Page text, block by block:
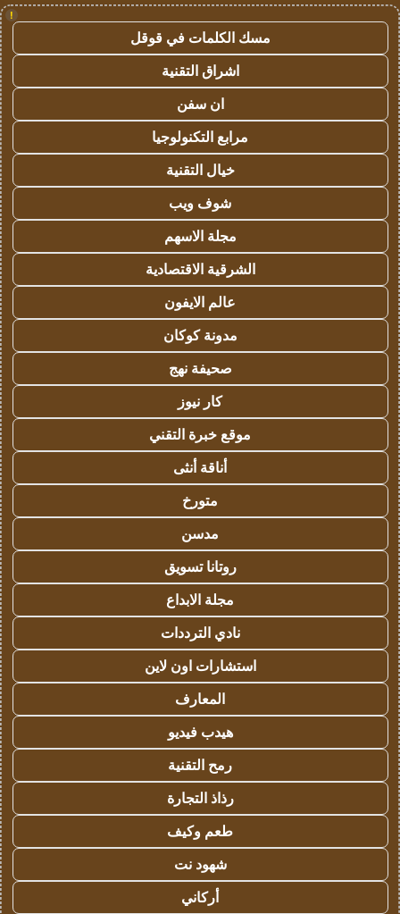
!
مسك الكلمات في قوقل
اشراق التقنية
ان سفن
مرابع التكنولوجيا
خيال التقنية
شوف ويب
مجلة الاسهم
الشرقية الاقتصادية
عالم الايفون
مدونة كوكان
صحيفة نهج
كار نيوز
موقع خبرة التقني
أناقة أنثى
متورخ
مدسن
روتانا تسويق
مجلة الابداع
نادي الترددات
استشارات اون لاين
المعارف
هيدب فيديو
رمح التقنية
رذاذ التجارة
طعم وكيف
شهود نت
أركاني